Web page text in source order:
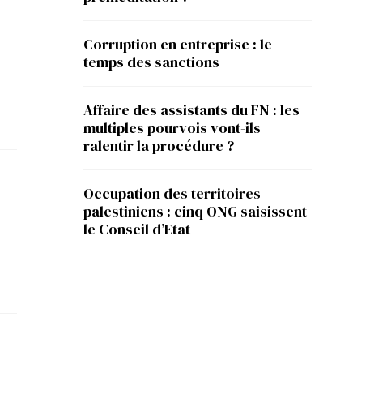
Corruption en entreprise : le
temps des sanctions
Affaire des assistants du FN : les
multiples pourvois vont-ils
ralentir la procédure ?
Occupation des territoires
palestiniens : cinq ONG saisissent
le Conseil d’Etat